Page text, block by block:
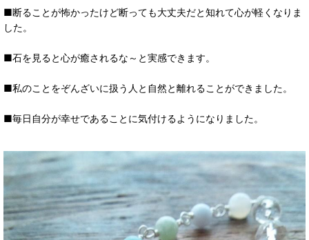
■断ることが怖かったけど断っても大丈夫だと知れて心が軽くなりま
した。
■石を見ると心が癒されるな～と実感できます。
■私のことをぞんざいに扱う人と自然と離れることができました。
■毎日自分が幸せであることに気付けるようになりました。